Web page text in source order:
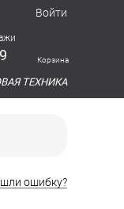
Войти
Корзина
ТЕХНИКА
ошибку?